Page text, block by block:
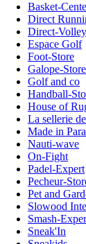
Basket-
Direct
Direct-Volley
Espace Golf
Foot-Store
Galope-Store
Golf and co
Handball-
House of
La sellerie
Made in
Nauti-wave
On-Fight
Padel-Expert
Pecheur-
Pet and
Slowood
Smash-
Sneak'In